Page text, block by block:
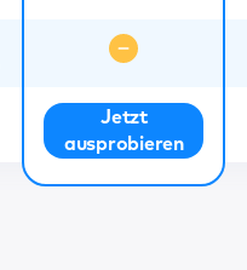
Jetzt
ausprobieren